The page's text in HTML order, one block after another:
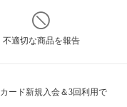
不適切な商品を報告
ード新規入会＆3回利用で